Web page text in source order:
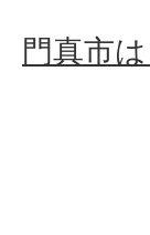
門真市